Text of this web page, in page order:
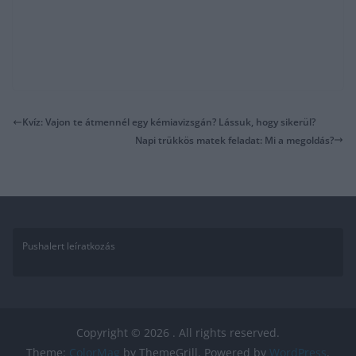
Kvíz: Vajon te átmennél egy kémiavizsgán? Lássuk, hogy sikerül?
Napi trükkös matek feladat: Mi a megoldás?
Pushalert leíratkozás
Copyright © 2026 . All rights reserved.
Theme: ColorMag by ThemeGrill. Powered by WordPress.